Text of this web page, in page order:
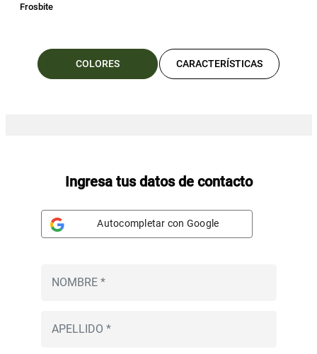
Frosbite
COLORES CARACTERÍSTICAS
Ingresa tus datos de contacto
Autocompletar con Google